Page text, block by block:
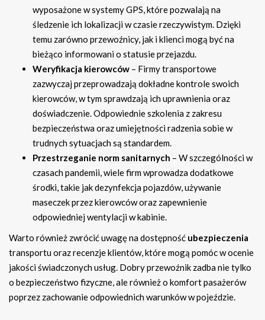
wyposażone w systemy GPS, które pozwalają na
śledzenie ich lokalizacji w czasie rzeczywistym. Dzięki
temu zarówno przewoźnicy, jak i klienci mogą być na
bieżąco informowani o statusie przejazdu.
Weryfikacja kierowców – Firmy transportowe
zazwyczaj przeprowadzają dokładne kontrole swoich
kierowców, w tym sprawdzają ich uprawnienia oraz
doświadczenie. Odpowiednie szkolenia z zakresu
bezpieczeństwa oraz umiejętności radzenia sobie w
trudnych sytuacjach są standardem.
Przestrzeganie norm sanitarnych – W szczególności w
czasach pandemii, wiele firm wprowadza dodatkowe
środki, takie jak dezynfekcja pojazdów, używanie
maseczek przez kierowców oraz zapewnienie
odpowiedniej wentylacji w kabinie.
Warto również zwrócić uwagę na dostępność ubezpieczenia
transportu oraz recenzje klientów, które mogą pomóc w ocenie
jakości świadczonych usług. Dobry przewoźnik zadba nie tylko
o bezpieczeństwo fizyczne, ale również o komfort pasażerów
poprzez zachowanie odpowiednich warunków w pojeździe.